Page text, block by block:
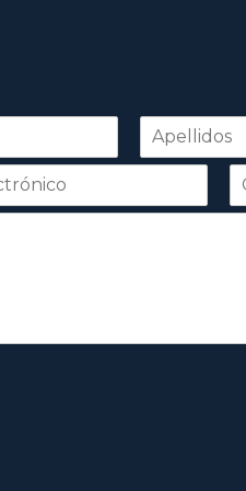
Apellidos